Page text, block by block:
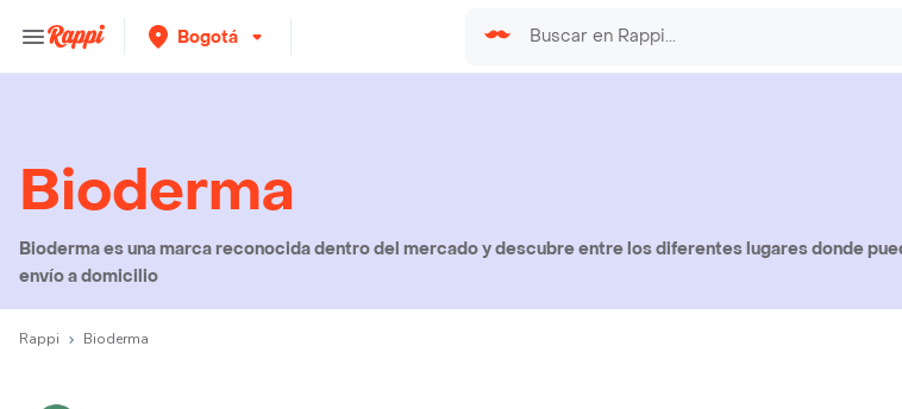
Bogotá
Bioderma
Bioderma es una marca reconocida dentro del mercado y descubre entre los diferentes lugares donde
envío a domicilio
Rappi Bioderma